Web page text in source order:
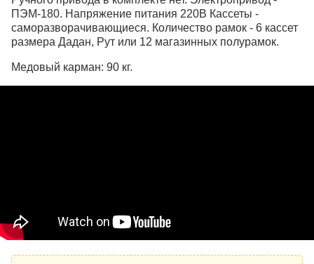
ПЭМ-180. Напряжение питания 220В Кассеты -
саморазворачивающиеся. Количество рамок - 6 кассет
размера Дадан, Рут или 12 магазинных полурамок.
Медовый карман: 90 кг.